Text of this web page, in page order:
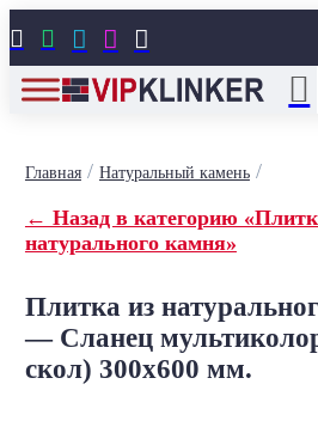
    
Главная/ Натуральный камень/
← Назад в категорию
натурального камня»
Плитка из
— Сланец
скол) 300х600 мм.